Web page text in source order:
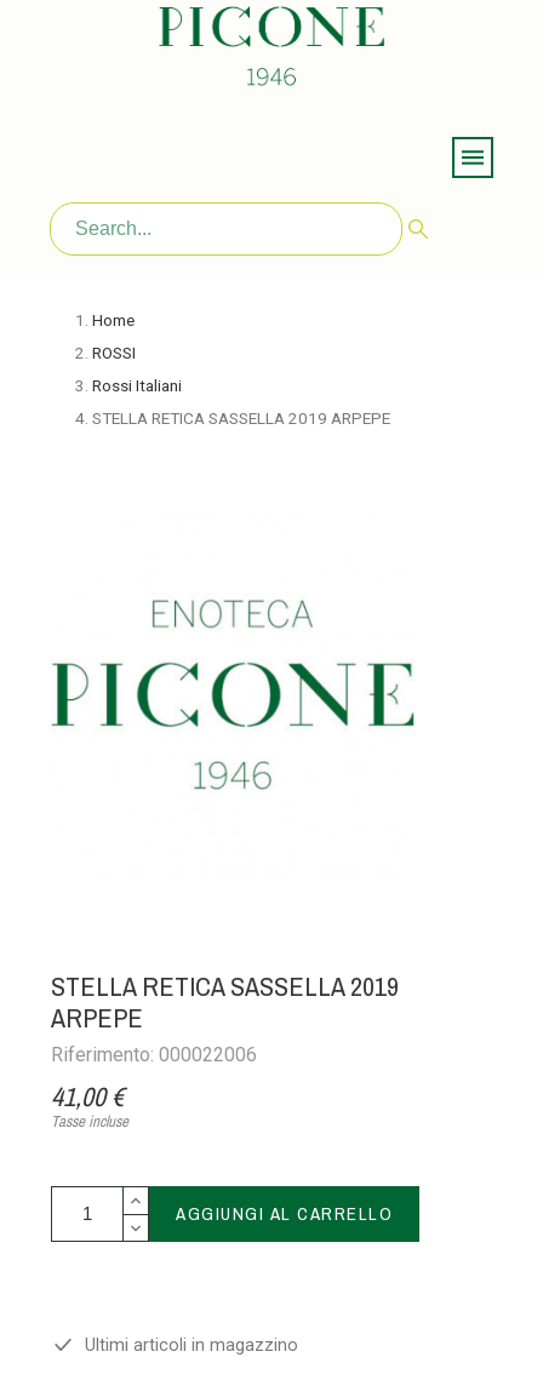
Home
ROSSI
Rossi Italiani
STELLA RETICA SASSELLA 2019 ARPEPE
STELLA RETICA SASSELLA 2019
ARPEPE
Riferimento: 000022006
41,00 €
Tasse incluse
AGGIUNGI AL CARRELLO
Ultimi articoli in magazzino